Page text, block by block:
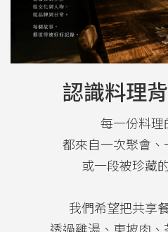
認識料理
每一份料理
都來自一次聚會、
或一段被珍藏
我們希望把共享